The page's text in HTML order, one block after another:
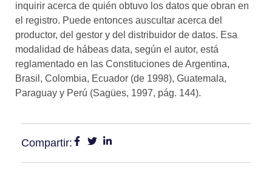
inquirir acerca de quién obtuvo los datos que obran en
el registro. Puede entonces auscultar acerca del
productor, del gestor y del distribuidor de datos. Esa
modalidad de hábeas data, según el autor, está
reglamentado en las Constituciones de Argentina,
Brasil, Colombia, Ecuador (de 1998), Guatemala,
Paraguay y Perú (Sagües, 1997, pág. 144).
Compartir: